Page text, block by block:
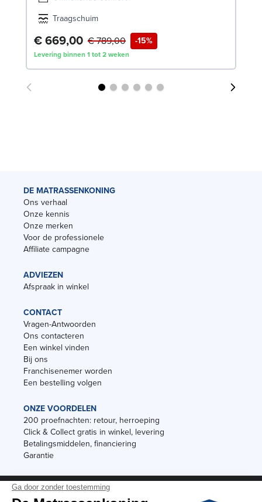
Traagschuim
€ 669,00 -15%
€ 789,00
Levering binnen 1 tot 2 weken
DE MATRASSENKONING
Ons verhaal
Onze kennis
Onze merken
Voor de professionele
Affiliate campagne
ADVIEZEN
Afspraak in winkel
CONTACT
Vragen-Antwoorden
Ons contacteren
Een winkel vinden
Bij ons
Franchisenemer worden
Een bestelling volgen
ONZE VOORDELEN
200 proefnachten: retour, herroeping
Click & Collect gratis in winkel, levering
Betalingsmiddelen, financiering
Garantie